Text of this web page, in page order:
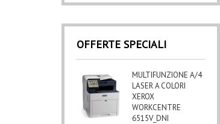
OFFERTE SPECIALI
MULTIFUNZIONE A/4
LASER A COLORI
XEROX
WORKCENTRE
6515V_DNI